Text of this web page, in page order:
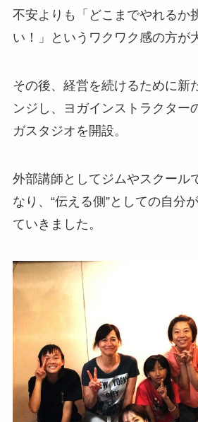
不安よりも「どこまでやれるか
い！」というワクワク感の方が
その後、経営を続けるために新
ンジし、ヨガインストラクター
ガスタジオを開設。
外部講師としてジムやスクール
なり、“伝える側”としての自分
ていきました。